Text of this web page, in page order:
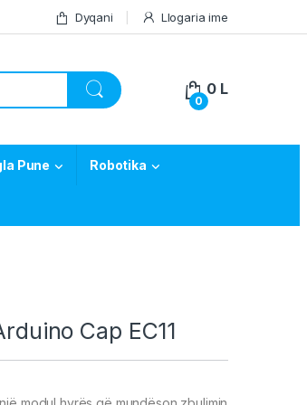
Dyqani Llogaria ime
0
0 L
Pune Robotika
Cap EC11